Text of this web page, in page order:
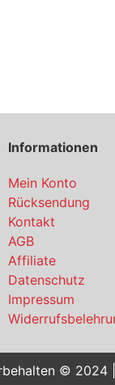
Informationen
Mein Konto
Rücksendung
Kontakt
AGB
Affiliate
Datenschutz
Impressum
© 2024